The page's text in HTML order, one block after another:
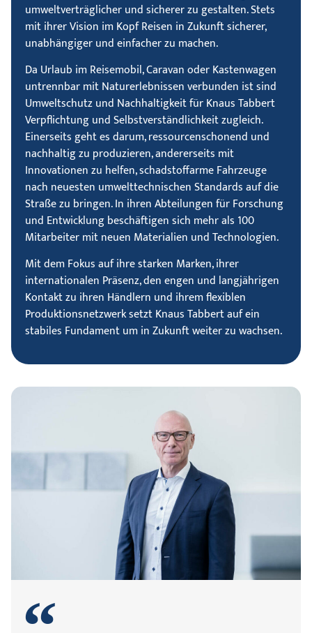
umweltverträglicher und sicherer zu gestalten. Stets
mit ihrer Vision im Kopf Reisen in Zukunft sicherer,
unabhängiger und einfacher zu machen.
Da Urlaub im Reisemobil, Caravan oder Kastenwagen
untrennbar mit Naturerlebnissen verbunden ist sind
Umweltschutz und Nachhaltigkeit für Knaus Tabbert
Verpflichtung und Selbstverständlichkeit zugleich.
Einerseits geht es darum, ressourcenschonend und
nachhaltig zu produzieren, andererseits mit
Innovationen zu helfen, schadstoffarme Fahrzeuge
nach neuesten umwelttechnischen Standards auf die
Straße zu bringen. In ihren Abteilungen für Forschung
und Entwicklung beschäftigen sich mehr als 100
Mitarbeiter mit neuen Materialien und Technologien.
Mit dem Fokus auf ihre starken Marken, ihrer
internationalen Präsenz, den engen und langjährigen
Kontakt zu ihren Händlern und ihrem flexiblen
Produktionsnetzwerk setzt Knaus Tabbert auf ein
stabiles Fundament um in Zukunft weiter zu wachsen.